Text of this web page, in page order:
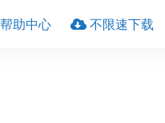
帮助中心 不限速下载